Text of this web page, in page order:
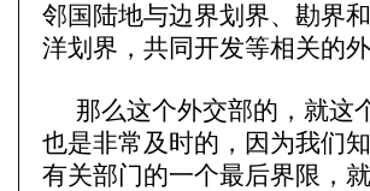
邻国陆地与边界划界、勘界
洋划界，共同开发等相关的外
那么这个外交部的，就这
也是非常及时的，因为我们
有关部门的一个最后界限，